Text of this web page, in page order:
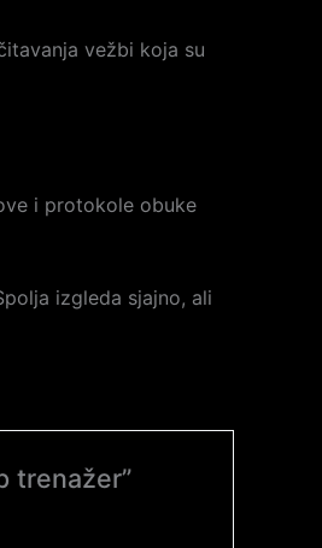
vežbi koja su
i protokole obuke
izgleda sjajno, ali
trenažer”